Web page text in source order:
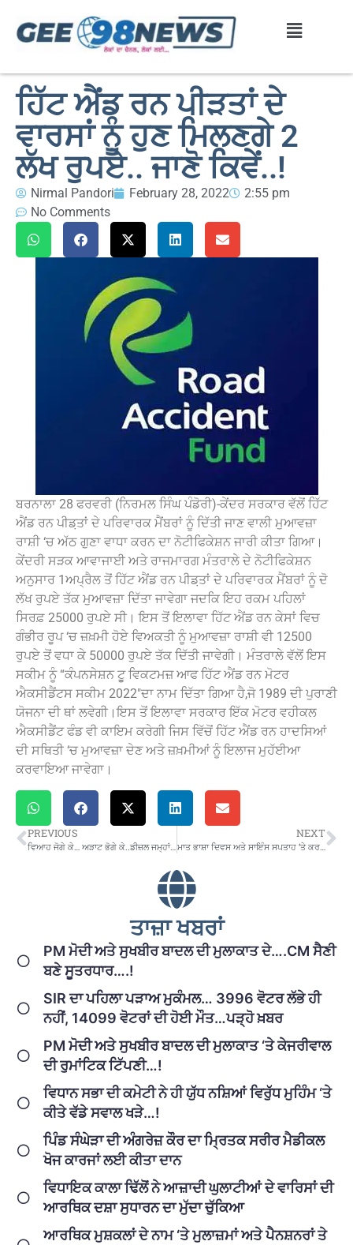
ਹਿੱਟ ਐਂਡ ਰਨ ਪੀੜਤਾਂ ਦੇ
ਵਾਰਸਾਂ ਨੂੰ ਹੁਣ ਮਿਲਣਗੇ 2
ਲੱਖ ਰੁਪਏ.. ਜਾਣੋ ਕਿਵੇਂ..!
Nirmal Pandori February 28, 2022
2:55 pm
No Comments
ਬਰਨਾਲਾ 28 ਫਰਵਰੀ (ਨਿਰਮਲ ਸਿੰਘ ਪੰਡੋਰੀ)-ਕੇਂਦਰ ਸਰਕਾਰ ਵੱਲੋਂ ਹਿੱਟ
ਐਂਡ ਰਨ ਪੀਡ਼ਤਾਂ ਦੇ ਪਰਿਵਾਰਕ ਮੈਂਬਰਾਂ ਨੂੰ ਦਿੱਤੀ ਜਾਣ ਵਾਲੀ ਮੁਆਵਜ਼ਾ
ਰਾਸ਼ੀ ‘ਚ ਅੱਠ ਗੁਣਾ ਵਾਧਾ ਕਰਨ ਦਾ ਨੋਟੀਫਿਕੇਸ਼ਨ ਜਾਰੀ ਕੀਤਾ ਗਿਆ।
ਕੇਂਦਰੀ ਸੜਕ ਆਵਾਜਾਈ ਅਤੇ ਰਾਜਮਾਰਗ ਮੰਤਰਾਲੇ ਦੇ ਨੋਟੀਫਿਕੇਸ਼ਨ
ਅਨੁਸਾਰ 1ਅਪ੍ਰੈਲ ਤੋਂ ਹਿੱਟ ਐਂਡ ਰਨ ਪੀਡ਼ਤਾਂ ਦੇ ਪਰਿਵਾਰਕ ਮੈਂਬਰਾਂ ਨੂੰ ਦੋ
ਲੱਖ ਰੁਪਏ ਤੱਕ ਮੁਆਵਜ਼ਾ ਦਿੱਤਾ ਜਾਵੇਗਾ ਜਦਕਿ ਇਹ ਰਕਮ ਪਹਿਲਾਂ
ਸਿਰਫ਼ 25000 ਰੁਪਏ ਸੀ। ਇਸ ਤੋਂ ਇਲਾਵਾ ਹਿੱਟ ਐਂਡ ਰਨ ਕੇਸਾਂ ਵਿਚ
ਗੰਭੀਰ ਰੂਪ ‘ਚ ਜ਼ਖ਼ਮੀ ਹੋਏ ਵਿਅਕਤੀ ਨੂੰ ਮੁਆਵਜ਼ਾ ਰਾਸ਼ੀ ਵੀ 12500
ਰੁਪਏ ਤੋਂ ਵਧਾ ਕੇ 50000 ਰੁਪਏ ਤੱਕ ਦਿੱਤੀ ਜਾਵੇਗੀ। ਮੰਤਰਾਲੇ ਵੱਲੋਂ ਇਸ
ਸਕੀਮ ਨੂੰ “ਕੰਪਨਸੇਸ਼ਨ ਟੁੂ ਵਿਕਟਮਜ਼ ਆਫ ਹਿੱਟ ਐਂਡ ਰਨ ਮੋਟਰ
ਐਕਸੀਡੈਂਟਸ ਸਕੀਮ 2022″ਦਾ ਨਾਮ ਦਿੱਤਾ ਗਿਆ ਹੈ,ਜੋ 1989 ਦੀ ਪੁਰਾਣੀ
ਯੋਜਨਾ ਦੀ ਥਾਂ ਲਵੇਗੀ।ਇਸ ਤੋਂ ਇਲਾਵਾ ਸਰਕਾਰ ਇੱਕ ਮੋਟਰ ਵਹੀਕਲ
ਐਕਸੀਡੈਂਟ ਫੰਡ ਵੀ ਕਾਇਮ ਕਰੇਗੀ ਜਿਸ ਵਿੱਚੋਂ ਹਿੱਟ ਐਂਡ ਰਨ ਹਾਦਸਿਆਂ
ਦੀ ਸਥਿਤੀ ‘ਚ ਮੁਆਵਜ਼ਾ ਦੇਣ ਅਤੇ ਜ਼ਖ਼ਮੀਆਂ ਨੂੰ ਇਲਾਜ ਮੁਹੱਈਆ
ਕਰਵਾਇਆ ਜਾਵੇਗਾ।
PREVIOUS
ਵਿਆਹ ਜੋਗੇ ਕੇ… ਅੜਾਟ ਭੋਗੇ ਕੇ..ਡੀਜ਼ਲ ਜਮ੍ਹਾਂ ਕਰਨ ਦੀ ਲੱਗੀ ਹੋੜ
NEXT
ਮਾਤ ਭਾਸ਼ਾ ਦਿਵਸ ਅਤੇ ਸਾਇੰਸ ਸਪਤਾਹ ‘ਤੇ ਕਰਵਾਏ ਵਿੱਦਿਅਕ ਮੁਕਾਬਲੇ
ਤਾਜ਼ਾ ਖਬਰਾਂ
PM ਮੋਦੀ ਅਤੇ ਸੁਖਬੀਰ ਬਾਦਲ ਦੀ ਮੁਲਾਕਾਤ ਦੇ….CM ਸੈਣੀ
ਬਣੇ ਸੂਤਰਧਾਰ….!
SIR ਦਾ ਪਹਿਲਾ ਪੜਾਅ ਮੁਕੰਮਲ… 3996 ਵੋਟਰ ਲੱਭੇ ਹੀ
ਨਹੀਂ, 14099 ਵੋਟਰਾਂ ਦੀ ਹੋਈ ਮੌਤ…ਪੜ੍ਹੋ ਖ਼ਬਰ
PM ਮੋਦੀ ਅਤੇ ਸੁਖਬੀਰ ਬਾਦਲ ਦੀ ਮੁਲਾਕਾਤ ‘ਤੇ ਕੇਜਰੀਵਾਲ
ਦੀ ਰੁਮਾਂਟਿਕ ਟਿੱਪਣੀ…!
ਵਿਧਾਨ ਸਭਾ ਦੀ ਕਮੇਟੀ ਨੇ ਹੀ ਯੁੱਧ ਨਸ਼ਿਆਂ ਵਿਰੁੱਧ ਮੁਹਿੰਮ ‘ਤੇ
ਕੀਤੇ ਵੱਡੇ ਸਵਾਲ ਖੜੇ…!
ਪਿੰਡ ਸੰਘੇੜਾ ਦੀ ਅੰਗਰੇਜ਼ ਕੌਰ ਦਾ ਮ੍ਰਿਤਕ ਸਰੀਰ ਮੈਡੀਕਲ
ਖੋਜ ਕਾਰਜਾਂ ਲਈ ਕੀਤਾ ਦਾਨ
ਵਿਧਾਇਕ ਕਾਲਾ ਢਿੱਲੋਂ ਨੇ ਆਜ਼ਾਦੀ ਘੁਲਾਟੀਆਂ ਦੇ ਵਾਰਿਸਾਂ ਦੀ
ਆਰਥਿਕ ਦਸ਼ਾ ਸੁਧਾਰਨ ਦਾ ਮੁੱਦਾ ਚੁੱਕਿਆ
ਆਰਥਿਕ ਮੁਸ਼ਕਲਾਂ ਦੇ ਨਾਮ ‘ਤੇ ਮੁਲਾਜ਼ਮਾਂ ਅਤੇ ਪੈਨਸ਼ਨਰਾਂ ਤੇ